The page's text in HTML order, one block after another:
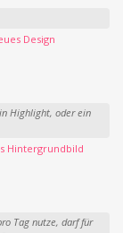
Design
Highlight, oder ein
Hintergrundbild
Tag nutze, darf für